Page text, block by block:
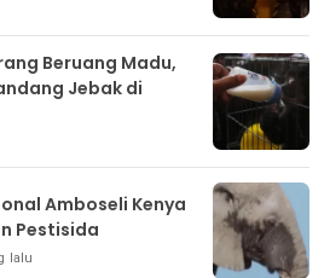
Beruang Madu,
Jebak di
Amboseli Kenya
Pestisida
lalu